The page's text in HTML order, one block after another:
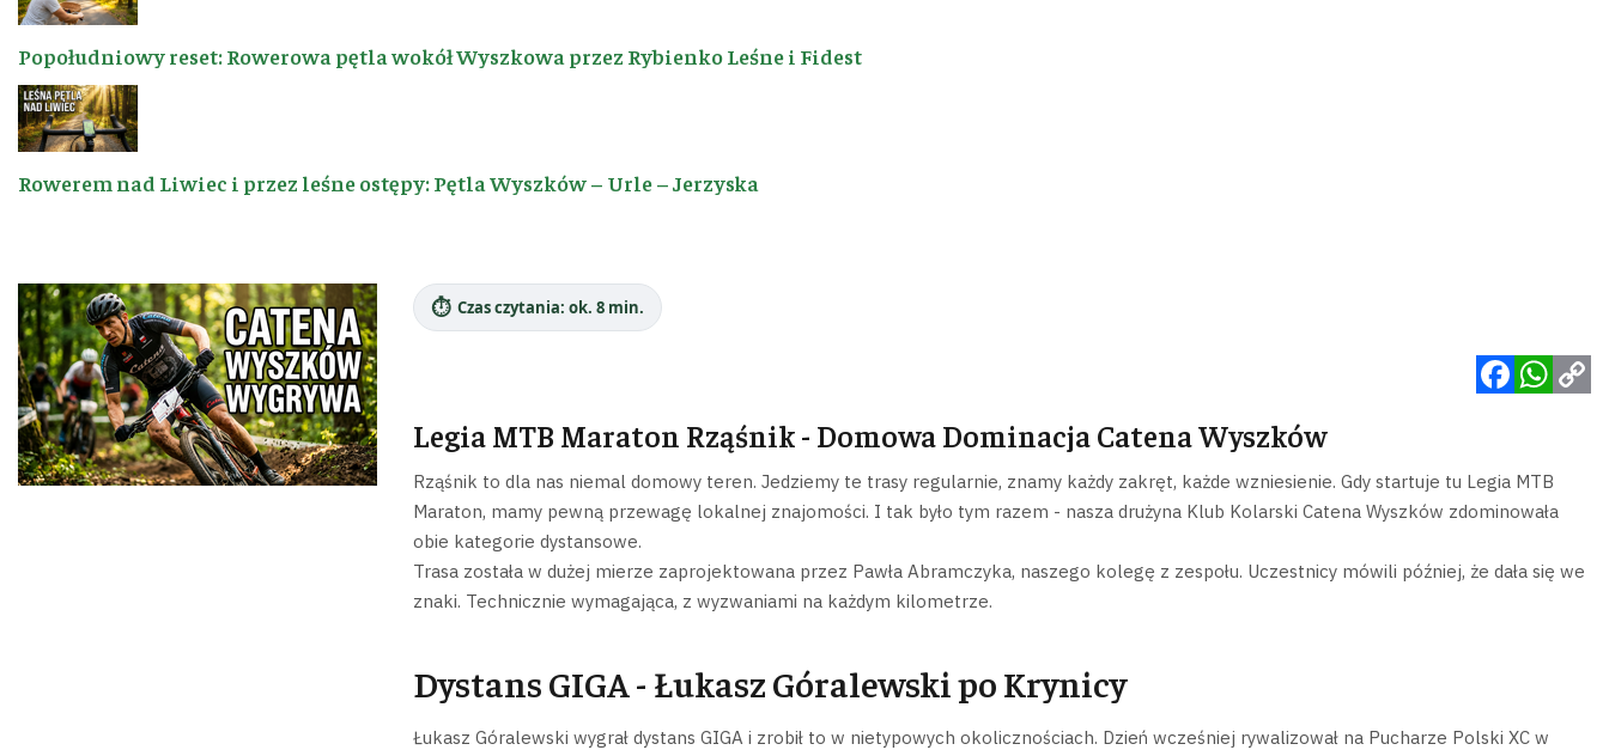
Popołudniowy reset: Rowerowa pętla wokół Wyszkowa przez Rybienko Leśne i Fidest
Rowerem nad Liwiec i przez leśne ostępy: Pętla Wyszków – Urle – Jerzyska
⏱️ Czas czytania: ok. 8 min.
Legia MTB Maraton Rząśnik - Domowa Dominacja Catena Wyszków
Rząśnik to dla nas niemal domowy teren. Jedziemy te trasy regularnie, znamy każdy zakręt, każde wzniesienie. Gdy startuje tu Legia MTB
Maraton, mamy pewną przewagę lokalnej znajomości. I tak było tym razem - nasza drużyna Klub Kolarski Catena Wyszków zdominowała
obie kategorie dystansowe.
Trasa została w dużej mierze zaprojektowana przez Pawła Abramczyka, naszego kolegę z zespołu. Uczestnicy mówili później, że dała się we
znaki. Technicznie wymagająca, z wyzwaniami na każdym kilometrze.
Dystans GIGA - Łukasz Góralewski po Krynicy
Łukasz Góralewski wygrał dystans GIGA i zrobił to w nietypowych okolicznościach. Dzień wcześniej rywalizował na Pucharze Polski XC w